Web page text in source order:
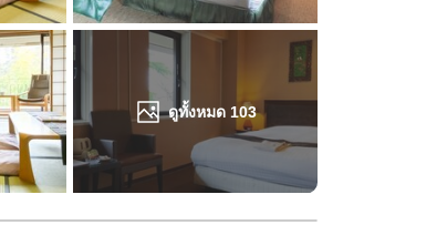
ดูทั้งหมด 103